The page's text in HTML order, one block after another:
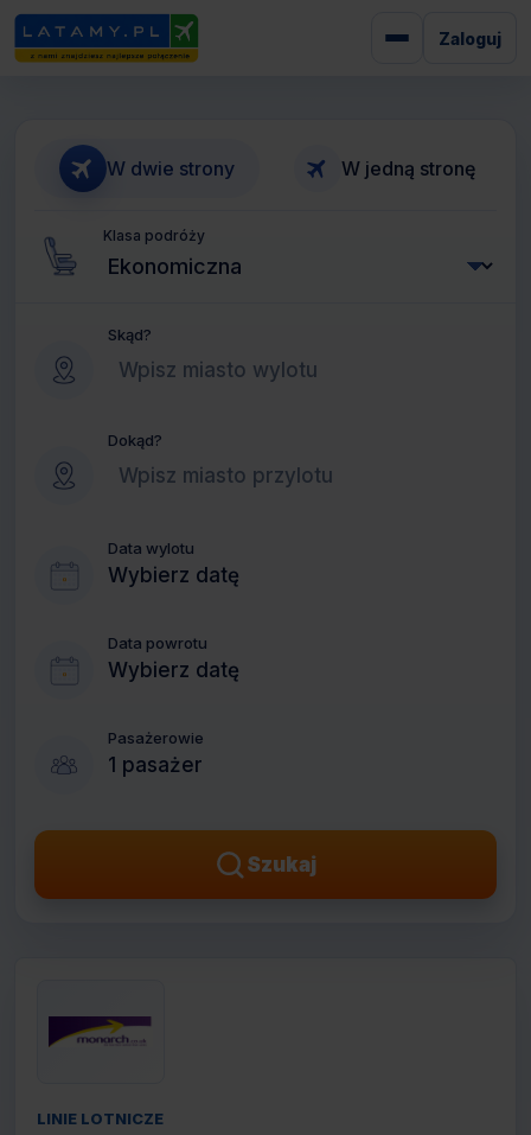
Zaloguj
W dwie strony W jedną stronę
Klasa podróży
Skąd?
Dokąd?
Data wylotu
Wybierz datę
Data powrotu
Wybierz datę
Pasażerowie
1 pasażer
Szukaj
LINIE LOTNICZE